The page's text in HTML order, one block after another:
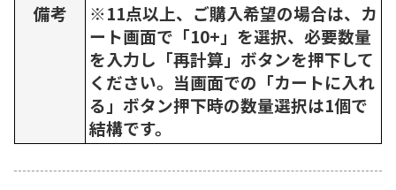
備考
※11点以上、ご購入希望の場合は、カ
ート画面で「10+」を選択、必要数量
を入力し「再計算」ボタンを押下して
ください。当画面での「カートに入れ
る」ボタン押下時の数量選択は1個で
結構です。